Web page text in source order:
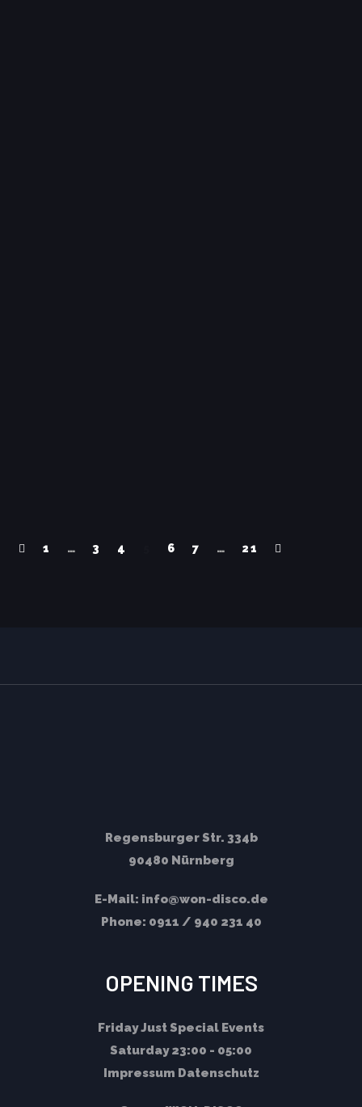
1 … 3 4 6 7 … 21
Regensburger Str. 334b
90480 Nürnberg
E-Mail: info@won-disco.de
Phone: 0911 / 940 231 40
OPENING TIMES
FridayJust Special Events
Saturday23:00 - 05:00
Impressum Datenschutz